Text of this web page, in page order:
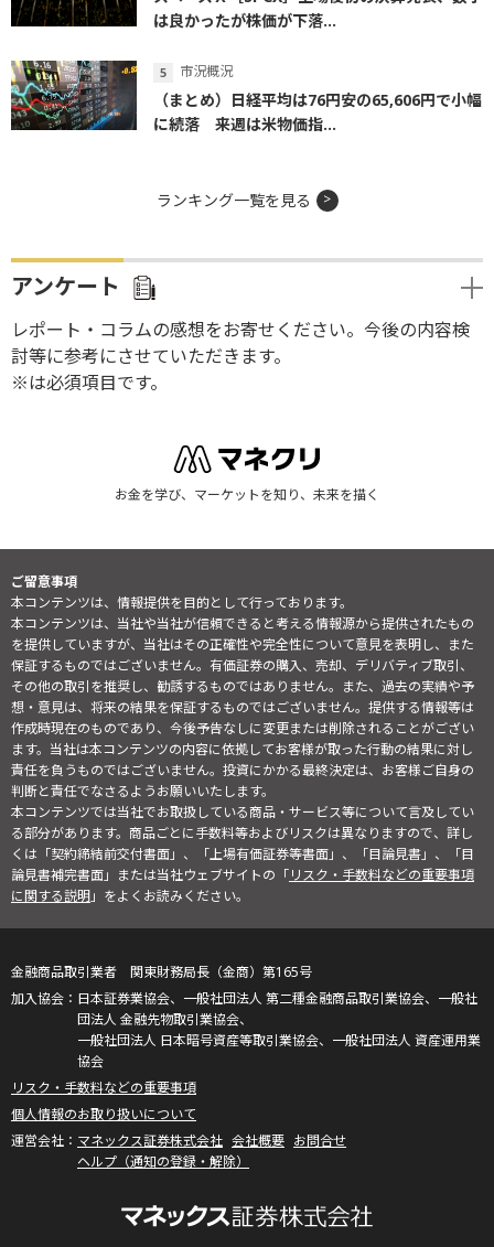
は良かったが株価が下落...
市況概況
（まとめ）日経平均は76円安の65,606円で小幅
に続落 来週は米物価指...
ランキング一覧を見る
アンケート
レポート・コラムの感想をお寄せください。今後の内容検
討等に参考にさせていただきます。
※は必須項目です。
お金を学び、マーケットを知り、未来を描く
ご留意事項
本コンテンツは、情報提供を目的として行っております。
本コンテンツは、当社や当社が信頼できると考える情報源から提供されたもの
を提供していますが、当社はその正確性や完全性について意見を表明し、また
保証するものではございません。有価証券の購入、売却、デリバティブ取引、
その他の取引を推奨し、勧誘するものではありません。また、過去の実績や予
想・意見は、将来の結果を保証するものではございません。提供する情報等は
作成時現在のものであり、今後予告なしに変更または削除されることがござい
ます。当社は本コンテンツの内容に依拠してお客様が取った行動の結果に対し
責任を負うものではございません。投資にかかる最終決定は、お客様ご自身の
判断と責任でなさるようお願いいたします。
本コンテンツでは当社でお取扱している商品・サービス等について言及してい
る部分があります。商品ごとに手数料等およびリスクは異なりますので、詳し
くは「契約締結前交付書面」、「上場有価証券等書面」、「目論見書」、「目
論見書補完書面」または当社ウェブサイトの「リスク・手数料などの重要事項
に関する説明」をよくお読みください。
金融商品取引業者 関東財務局長（金商）第165号
日本証券業協会、一般社団法人 第二種金融商品取引業協会、一般社
団法人 金融先物取引業協会、
一般社団法人 日本暗号資産等取引業協会、一般社団法人 資産運用業
協会
リスク・手数料などの重要事項
個人情報のお取り扱いについて
マネックス証券株式会社 会社概要 お問合せ
ヘルプ（通知の登録・解除）